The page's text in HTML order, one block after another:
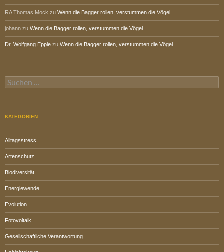
RA Thomas Mock zu Wenn die Bagger rollen, verstummen die Vögel
johann zu Wenn die Bagger rollen, verstummen die Vögel
Dr. Wolfgang Epple zu Wenn die Bagger rollen, verstummen die Vögel
Suchen
nach:
KATEGORIEN
Alltagsstress
Artenschutz
Biodiversität
Energiewende
Evolution
Fotovoltaik
Gesellschaftliche Verantwortung